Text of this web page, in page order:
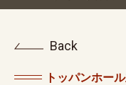
Back
トッパンホー